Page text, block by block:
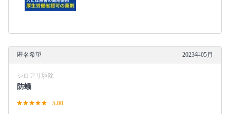
匿名希望 2023年05月
シロアリ駆除
防蟻
5.00